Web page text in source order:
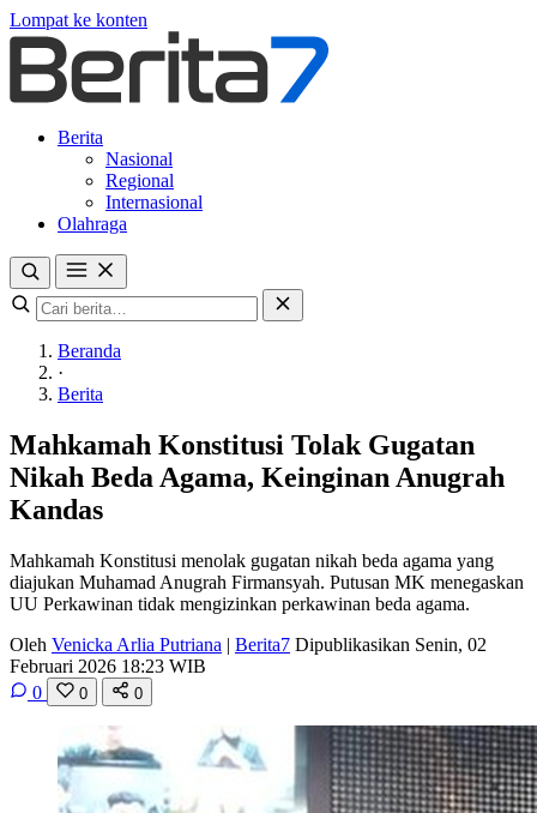
Lompat ke konten
Berita
Nasional
Regional
Internasional
Olahraga
Beranda
·
Berita
Mahkamah Konstitusi Tolak Gugatan
Nikah Beda Agama, Keinginan Anugrah
Kandas
Mahkamah Konstitusi menolak gugatan nikah beda agama yang
diajukan Muhamad Anugrah Firmansyah. Putusan MK menegaskan
UU Perkawinan tidak mengizinkan perkawinan beda agama.
Oleh Venicka Arlia Putriana | Berita7 Dipublikasikan Senin, 02
Februari 2026 18:23 WIB
0
0 0